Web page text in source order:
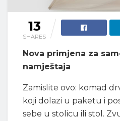
13
SHARES
Nova primjena za
namještaja
Zamislite ovo: komad
koji dolazi u paketu i
sebe u stolicu ili stol.